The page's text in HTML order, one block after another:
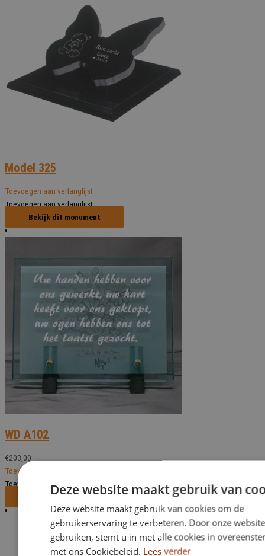
Model 325
Toevoegen aan verlanglijst
Toevoegen aan verlanglijst
Bekijk dit monument
WD A102
€203,00
Toevoegen aan verlanglijst
Toevoegen aan verlanglijst
Bekijk dit monument
Deze website maakt gebruik van
Deze website maakt gebruik van cookies om de
gebruikerservaring te verbeteren. Door onze
gebruiken, stemt u in met alle cookies in
met ons Cookiebeleid. Lees verder